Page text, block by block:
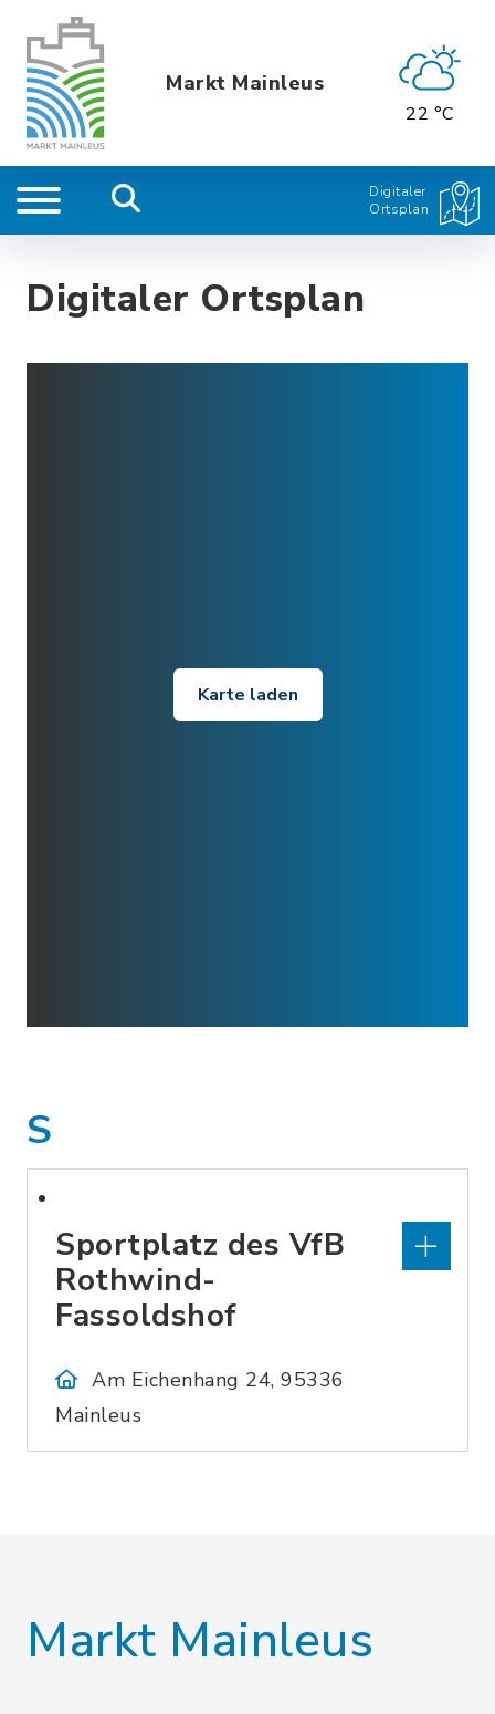
Markt Mainleus
22 °C
Digitaler
Ortsplan
Digitaler Ortsplan
Karte laden
S
Sportplatz des VfB
Rothwind-
Fassoldshof
Am Eichenhang 24, 95336
Mainleus
Markt Mainleus